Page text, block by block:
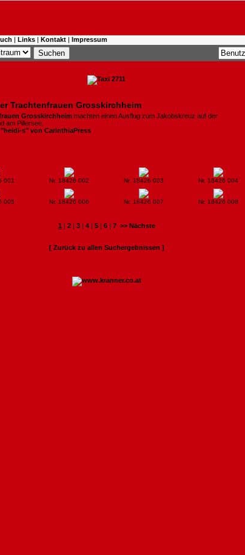
| Links | Kontakt | Impressum
Trachtenfrauen Grosskirchheim
Grosskirchheim machten einen Ausflug zum Jakobskreuz auf der
am Pillersee.
s" von CarinthiaPress
001 Nr. 18426 002 Nr. 18426 003 Nr. 18426 004
005 Nr. 18426 006 Nr. 18426 007 Nr. 18426 008
1 | 2| 3| 4| 5| 6| 7 >> Nächste
[ Zurück zu allen Suchergebnissen ]